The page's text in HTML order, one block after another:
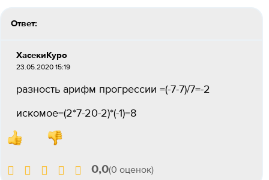
Ответ:
ХасекиКуро
23.05.2020 15:19
разность арифм прогрессии =(-7-7)/7=-2
искомое=(2*7-20-2)*(-1)=8
0,0(0 оценок)